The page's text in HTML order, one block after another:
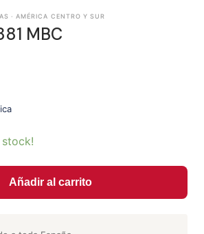
· AMÉRICA CENTRO Y SUR
MBC
stock!
Añadir al carrito